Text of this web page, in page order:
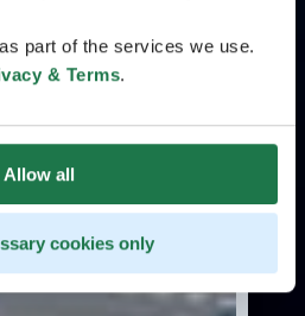
part of the services we use.
& Terms.
Allow all
cookies only